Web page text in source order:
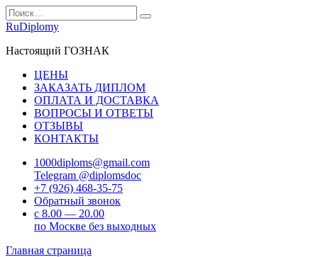
Перейти
к
содержанию
Search
for:
RuDiplomy
Настоящий ГОЗНАК
ЦЕНЫ
ЗАКАЗАТЬ ДИПЛОМ
ОПЛАТА И ДОСТАВКА
ВОПРОСЫ И ОТВЕТЫ
ОТЗЫВЫ
КОНТАКТЫ
1000diploms@gmail.com
Telegram @diplomsdoc
+7 (926) 468-35-75
Обратный звонок
с 8.00 — 20.00
по Москве без выходных
Главная страница